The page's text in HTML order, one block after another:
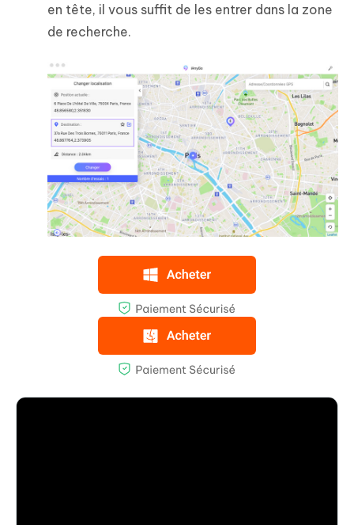
en tête, il vous suffit de les entrer dans la zone
de recherche.